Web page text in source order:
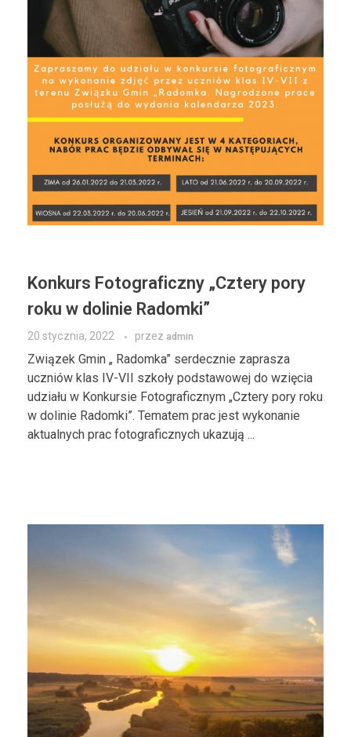
Konkurs Fotograficzny „Cztery pory
roku w dolinie Radomki”
20 stycznia, 2022 przez admin
Związek Gmin „ Radomka” serdecznie zaprasza
uczniów klas IV-VII szkoły podstawowej do wzięcia
udziału w Konkursie Fotograficznym „Cztery pory roku
w dolinie Radomki”. Tematem prac jest wykonanie
aktualnych prac fotograficznych ukazują ...